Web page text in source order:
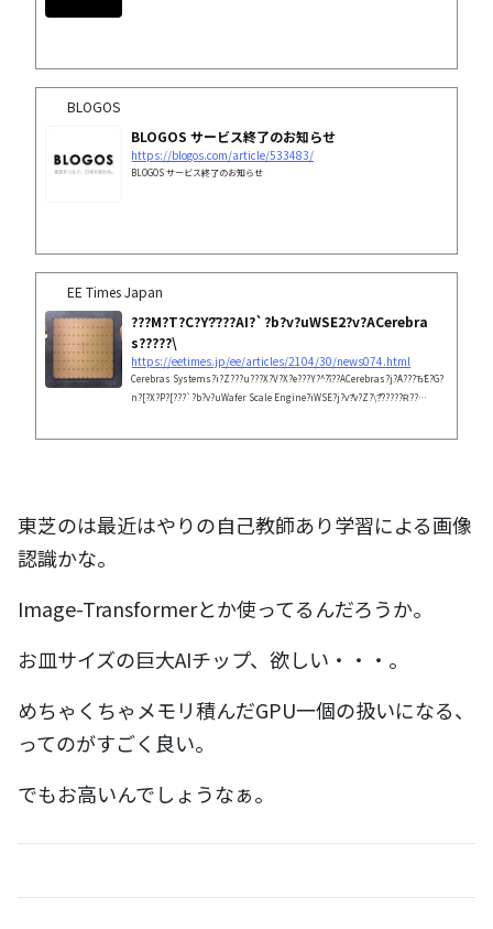
BLOGOS
BLOGOS サービス終了のお知らせ
https://blogos.com/article/533483/
BLOGOS サービス終了のお知らせ
EE Times Japan
???M?T?C?Y?̋???AI?`?b?v?uWSE2?v?ACerebra
s?????\
https://eetimes.jp/ee/articles/2104/30/news074.html
Cerebras Systems?i?Z???u???X?V?X?e???Y?^?ȉ??ACerebras?j?́A???Ђ̃E?G?
n?[?X?P?[???`?b?v?uWafer Scale Engine?iWSE?j?v?̌v?Z?\?͂?????Ɍ??
東芝のは最近はやりの自己教師あり学習による画像
認識かな。
Image-Transformerとか使ってるんだろうか。
お皿サイズの巨大AIチップ、欲しい・・・。
めちゃくちゃメモリ積んだGPU一個の扱いになる、
ってのがすごく良い。
でもお高いんでしょうなぁ。